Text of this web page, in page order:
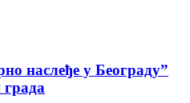
наслеђе у Београду”
града